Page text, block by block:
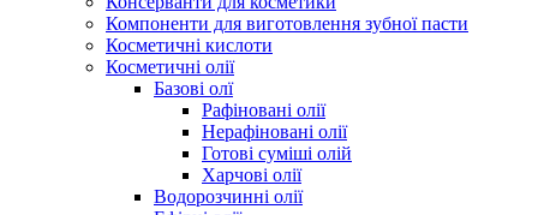
Компоненти для виготовлення зубної пасти
Косметичні кислоти
Косметичні олії
Базові олї
Рафіновані олії
Нерафіновані олії
Готові суміші олій
Харчові олії
Водорозчинні олії